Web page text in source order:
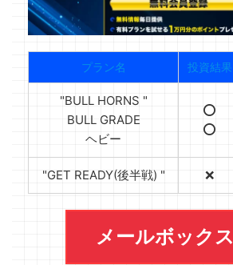
プラン名 投資結果
"BULL HORNS "
BULL GRADE
ヘビー
⭕️
⭕️
"GET READY(後半戦) " ❌
メールボックス